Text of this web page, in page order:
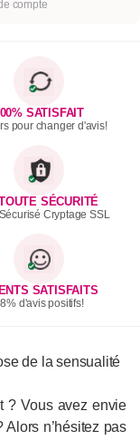
compte
SATISFAIT
pour changer d'avis!
SÉCURITÉ
Cryptage SSL
SATISFAITS
d'avis positifs!
de la sensualité
? Vous avez envie
n’hésitez pas